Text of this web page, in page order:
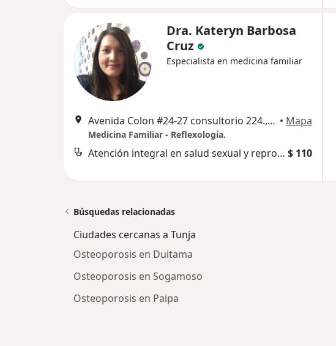
Dra. Kateryn Barbosa
Cruz
Especialista en medicina familiar
Avenida Colon #24-27 consultorio 224., Tunja • Mapa
Medicina Familiar - Reflexología.
Atención integral en salud sexual y reproductiva $ 110
Búsquedas relacionadas
Ciudades cercanas a Tunja
Osteoporosis en Duitama
Osteoporosis en Sogamoso
Osteoporosis en Paipa